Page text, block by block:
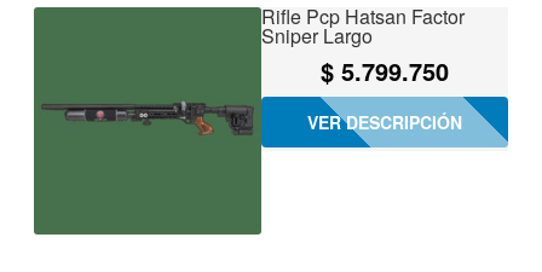
Rifle Pcp Hatsan Factor
Sniper Largo
$5.799.750
VER DESCRIPCIÓN